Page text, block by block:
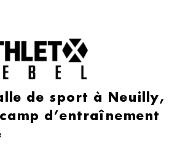
de sport à Neuilly,
d’entraînement